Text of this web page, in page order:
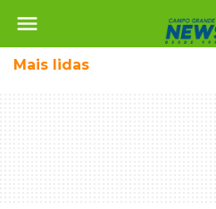
menu
Mais lidas